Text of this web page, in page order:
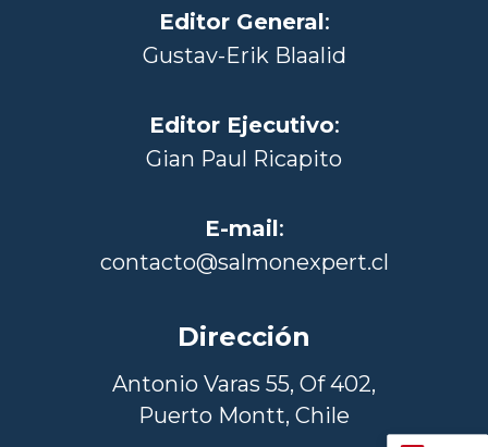
Editor General:
Gustav-Erik Blaalid
Editor Ejecutivo:
Gian Paul Ricapito
E-mail:
contacto@salmonexpert.cl
Dirección
Antonio Varas 55, Of 402,
Puerto Montt, Chile